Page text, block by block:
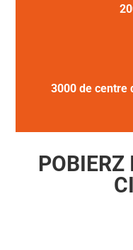
3000 de centre
POBIERZ